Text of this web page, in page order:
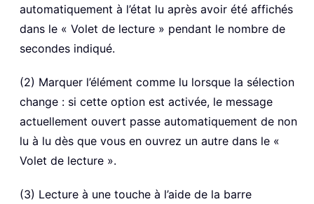
automatiquement à l’état lu après avoir été affichés
dans le « Volet de lecture » pendant le nombre de
secondes indiqué.
(2) Marquer l’élément comme lu lorsque la sélection
change : si cette option est activée, le message
actuellement ouvert passe automatiquement de non
lu à lu dès que vous en ouvrez un autre dans le «
Volet de lecture ».
(3) Lecture à une touche à l’aide de la barre